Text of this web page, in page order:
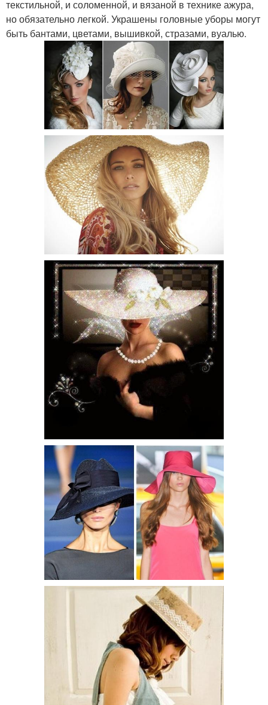
текстильной, и соломенной, и вязаной в технике ажура,
но обязательно легкой. Украшены головные уборы могут
быть бантами, цветами, вышивкой, стразами, вуалью.